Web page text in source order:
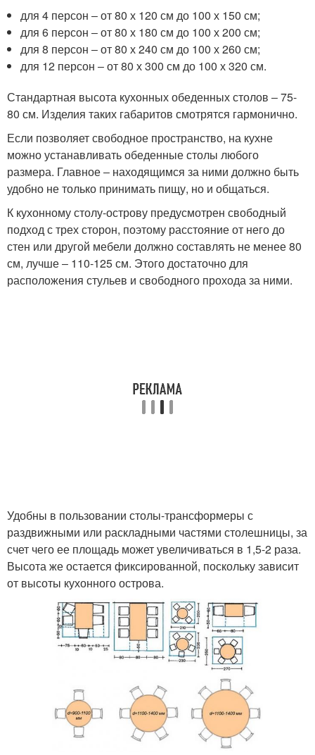
для 4 персон ‒ от 80 х 120 см до 100 х 150 см;
для 6 персон ‒ от 80 х 180 см до 100 х 200 см;
для 8 персон ‒ от 80 х 240 см до 100 х 260 см;
для 12 персон ‒ от 80 х 300 см до 100 х 320 см.
Стандартная высота кухонных обеденных столов ‒ 75-
80 см. Изделия таких габаритов смотрятся гармонично.
Если позволяет свободное пространство, на кухне
можно устанавливать обеденные столы любого
размера. Главное ‒ находящимся за ними должно быть
удобно не только принимать пищу, но и общаться.
К кухонному столу-острову предусмотрен свободный
подход с трех сторон, поэтому расстояние от него до
стен или другой мебели должно составлять не менее 80
см, лучше ‒ 110-125 см. Этого достаточно для
расположения стульев и свободного прохода за ними.
Удобны в пользовании столы-трансформеры с
раздвижными или раскладными частями столешницы, за
счет чего ее площадь может увеличиваться в 1,5-2 раза.
Высота же остается фиксированной, поскольку зависит
от высоты кухонного острова.